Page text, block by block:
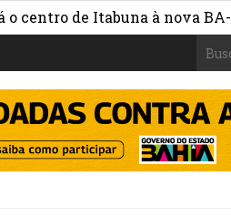
de Itabuna à nova BA-649